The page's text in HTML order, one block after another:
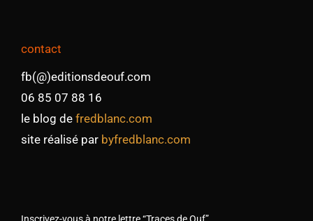
contact
fb(@)editionsdeouf.com
06 85 07 88 16
le blog de fredblanc.com
site réalisé par byfredblanc.com
Inscrivez-vous à notre lettre “Traces de Ouf”